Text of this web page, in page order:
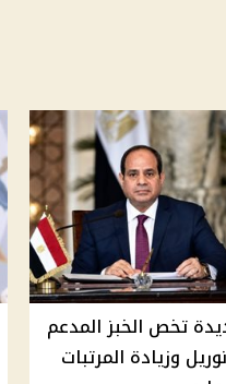
تخص الخبز المدعم
وزيادة المرتبات